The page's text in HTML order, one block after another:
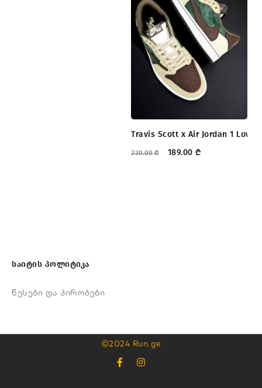
Travis Scott x Air Jordan 1 Low
220.00₾ 189.00 ₾
საიტის პოლიტიკა
წესები და პირობები
©2024 Run.ge